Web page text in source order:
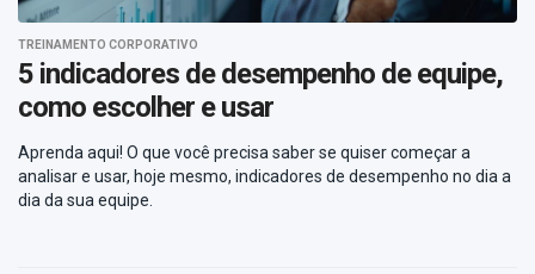
TREINAMENTO CORPORATIVO
5 indicadores de desempenho de equipe,
como escolher e usar
Aprenda aqui! O que você precisa saber se quiser começar a
analisar e usar, hoje mesmo, indicadores de desempenho no dia a
dia da sua equipe.